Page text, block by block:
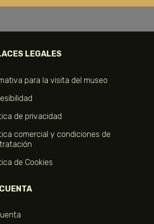
LEGALES
para la visita del museo
de privacidad
comercial y condiciones de
de Cookies